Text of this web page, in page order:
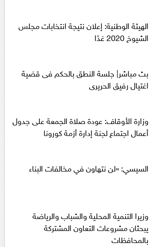
الهيئة الوطنية: إعلان نتيجة انتخابات مجلس
الشيوخ 2020 غدًا
بث مباشر| جلسة النطق بالحكم فى قضية
اغتيال رفيق الحريرى
وزارة الأوقاف: عودة صلاة الجمعة على جدول
أعمال اجتماع لجنة إدارة أزمة كورونا
السيسي: «لن نتهاون في مخالفات البناء
وزيرا التنمية المحلية والشباب والرياضة
يبحثان مشروعات التعاون المشتركة
بالمحافظات